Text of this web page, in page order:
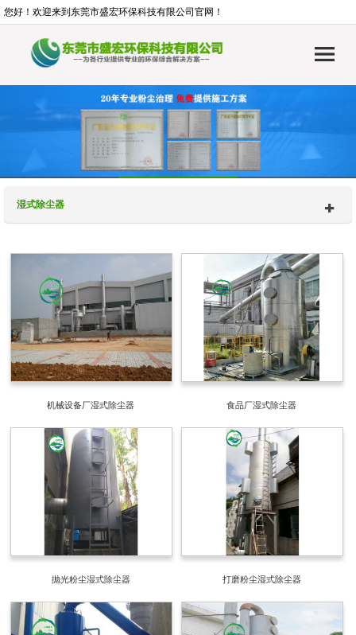
您好！欢迎来到东莞市盛宏环保科技有限公司官网！
湿式除尘器
机械设备厂湿式除尘器 食品厂湿式除尘器
抛光粉尘湿式除尘器 打磨粉尘湿式除尘器